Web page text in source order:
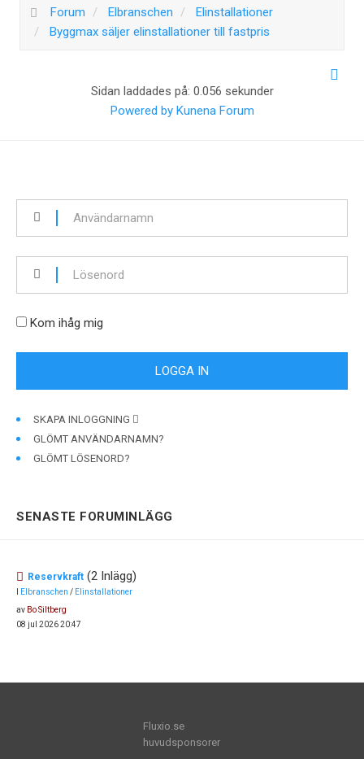
Forum Elbranschen
Elinstallationer
Byggmax säljer elinstallationer till fastpris
Sidan laddades på: 0.056 sekunder
Powered by Kunena Forum
Kom ihåg mig
SKAPA INLOGGNING
GLÖMT ANVÄNDARNAMN?
GLÖMT LÖSENORD?
SENASTE FORUMINLÄGG
Reservkraft (2 Inlägg)
Elbranschen / Elinstallationer
av Bo Siltberg
08 jul 2026 20:47
Fluxio.se
huvudsponsorer